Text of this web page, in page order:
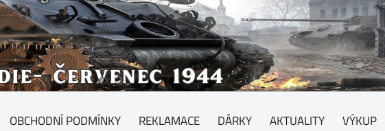
OBCHODNÍ PODMÍNKY REKLAMACE DÁRKY AKTUALITY VÝKUP